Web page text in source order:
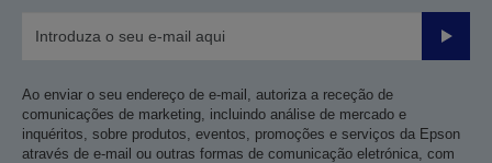
Enviar
Ao enviar o seu endereço de e-mail, autoriza a receção de
comunicações de marketing, incluindo análise de mercado e
inquéritos, sobre produtos, eventos, promoções e serviços da Epson
através de e-mail ou outras formas de comunicação eletrónica, com